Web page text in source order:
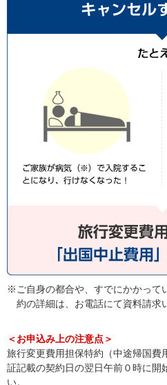
※ご自身の都合や、すでにかかって
約の詳細は、お電話にて資料請求
＜お申込み上の注意点＞
旅行変更費用担保特約（中途帰国費
証記載の契約日の翌日午前０時に開
い。